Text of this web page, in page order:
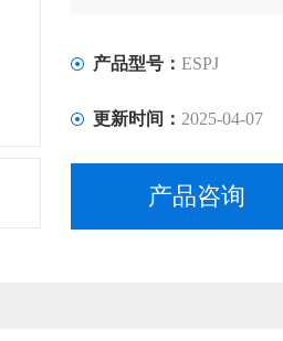
产品型号： ESPJ
更新时间： 2025-04-07
产品咨询